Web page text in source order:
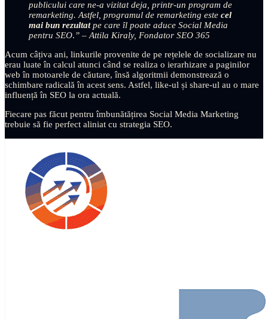
publicului care ne-a vizitat deja, printr-un program de
remarketing. Astfel, programul de remarketing este cel
mai bun rezultat pe care îl poate aduce Social Media
pentru SEO.” – Attila Kiraly, Fondator SEO 365
Acum câțiva ani, linkurile provenite de pe rețelele de socializare nu
erau luate în calcul atunci când se realiza o ierarhizare a paginilor
web în motoarele de căutare, însă algoritmii demonstrează o
schimbare radicală în acest sens. Astfel, like-ul și share-ul au o mare
influență în SEO la ora actuală.
Fiecare pas făcut pentru îmbunătățirea Social Media Marketing
trebuie să fie perfect aliniat cu strategia SEO.